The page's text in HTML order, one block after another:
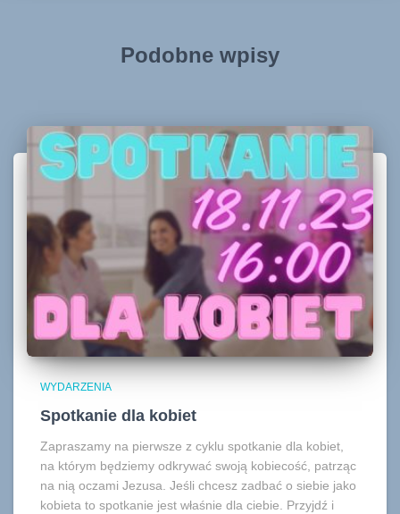
Podobne wpisy
WYDARZENIA
Spotkanie dla kobiet
Zapraszamy na pierwsze z cyklu spotkanie dla kobiet,
na którym będziemy odkrywać swoją kobiecość, patrząc
na nią oczami Jezusa. Jeśli chcesz zadbać o siebie jako
kobieta to spotkanie jest właśnie dla ciebie. Przyjdź i